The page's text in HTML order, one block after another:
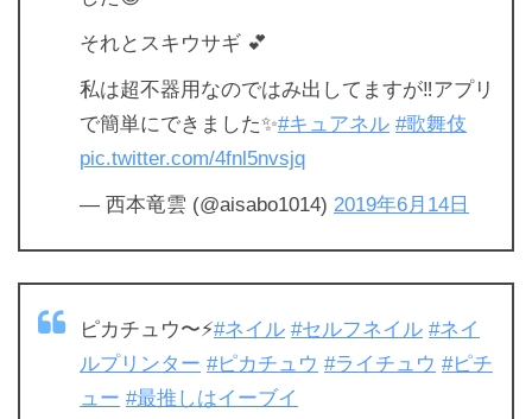
それとスキウサギ 💕
私は超不器用なのではみ出してますが‼️アプリ
で簡単にできました✨#キュアネル #歌舞伎
pic.twitter.com/4fnl5nvsjq
— 西本竜雲 (@aisabo1014) 2019年6月14日
ピカチュウ〜⚡️#ネイル #セルフネイル #ネイ
ルプリンター #ピカチュウ #ライチュウ #ピチ
ュー #最推しはイーブイ